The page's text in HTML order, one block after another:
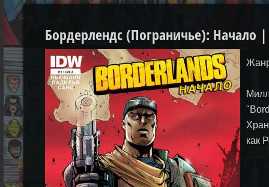
Бордерлендс (Пограничье): Начало
как